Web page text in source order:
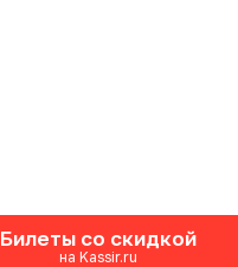
Билеты со скидкой
на Kassir.ru